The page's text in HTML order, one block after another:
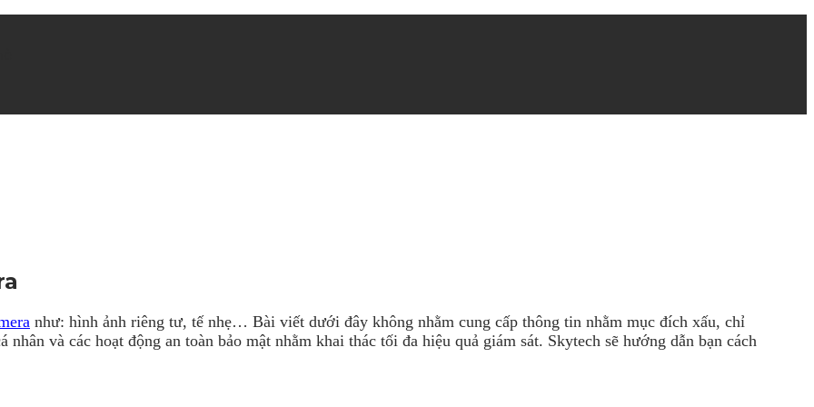
như: hình ảnh riêng tư, tế nhẹ… Bài viết dưới đây không nhằm cung cấp thông tin nhằm mục đích xấu, chỉ
và các hoạt động an toàn bảo mật nhằm khai thác tối đa hiệu quả giám sát. Skytech sẽ hướng dẫn bạn cách